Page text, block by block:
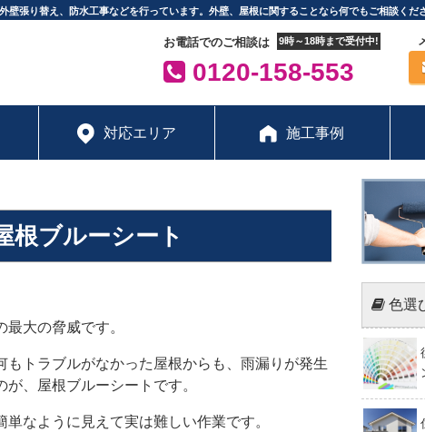
張り替え、防水工事などを行っています。外壁、屋根に関することなら何でもご相談くだ
お電話でのご相談は 9時～18時まで受付中!
0120-158-553
対応エリア 施工事例
根ブルーシート
大の脅威です。
トラブルがなかった屋根からも、雨漏りが発生
、屋根ブルーシートです。
なように見えて実は難しい作業です。
色選